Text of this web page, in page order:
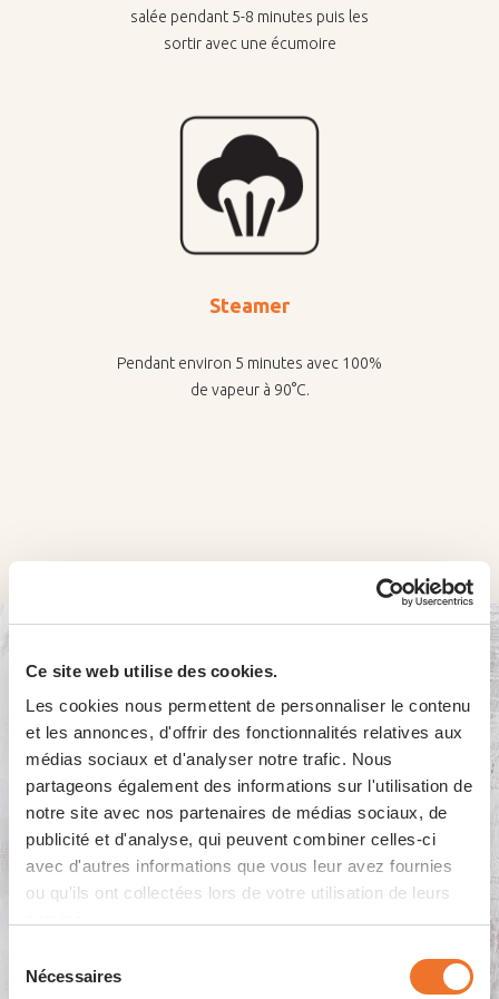
Ce site web utilise des cookies.
Les cookies nous permettent de personnaliser le contenu
et les annonces, d'offrir des fonctionnalités relatives aux
médias sociaux et d'analyser notre trafic. Nous
partageons également des informations sur l'utilisation de
notre site avec nos partenaires de médias sociaux, de
publicité et d'analyse, qui peuvent combiner celles-ci
avec d'autres informations que vous leur avez fournies
ou qu'ils ont collectées lors de votre utilisation de leurs
Nécessaires
salée pendant 5-8 minutes puis les
sortir avec une écumoire
Steamer
Pendant environ 5 minutes avec 100%
de vapeur à 90°C.
Ac­com­pa­gne­ments Tra­di­
tion